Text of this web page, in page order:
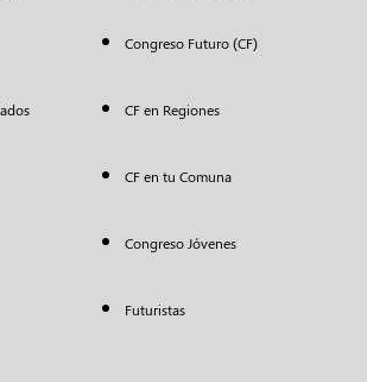
Congreso Futuro (CF)
CF en Regiones
CF en tu Comuna
Congreso Jóvenes
Futuristas